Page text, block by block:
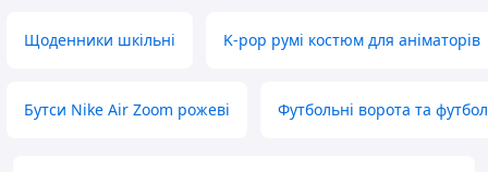
Щоденники шкільні K-pop румі костюм для аніматорів
Бутси Nike Air Zoom рожеві Футбольні ворота та